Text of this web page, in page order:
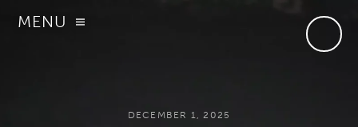
MENU
DECEMBER 1, 2025